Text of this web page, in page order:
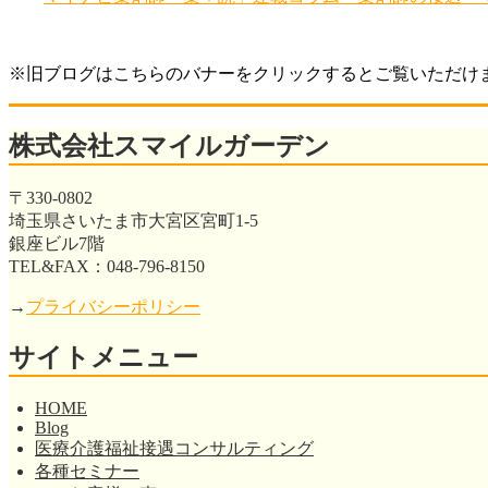
※旧ブログはこちらのバナーをクリックするとご覧いただけ
株式会社スマイルガーデン
〒330-0802
埼玉県さいたま市大宮区宮町1-5
銀座ビル7階
TEL&FAX：048-796-8150
→ プライバシーポリシー
サイトメニュー
HOME
Blog
医療介護福祉接遇コンサルティング
各種セミナー